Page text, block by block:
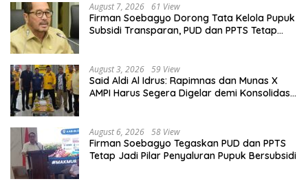
August 7, 2026 61 View
Firman Soebagyo Dorong Tata Kelola Pupuk
Subsidi Transparan, PUD dan PPTS Tetap
August 3, 2026 59 View
Said Aldi Al Idrus: Rapimnas dan Munas X
AMPI Harus Segera Digelar demi Konsolidasi
August 6, 2026 58 View
Firman Soebagyo Tegaskan PUD dan PPTS
Tetap Jadi Pilar Penyaluran Pupuk Bersubsidi